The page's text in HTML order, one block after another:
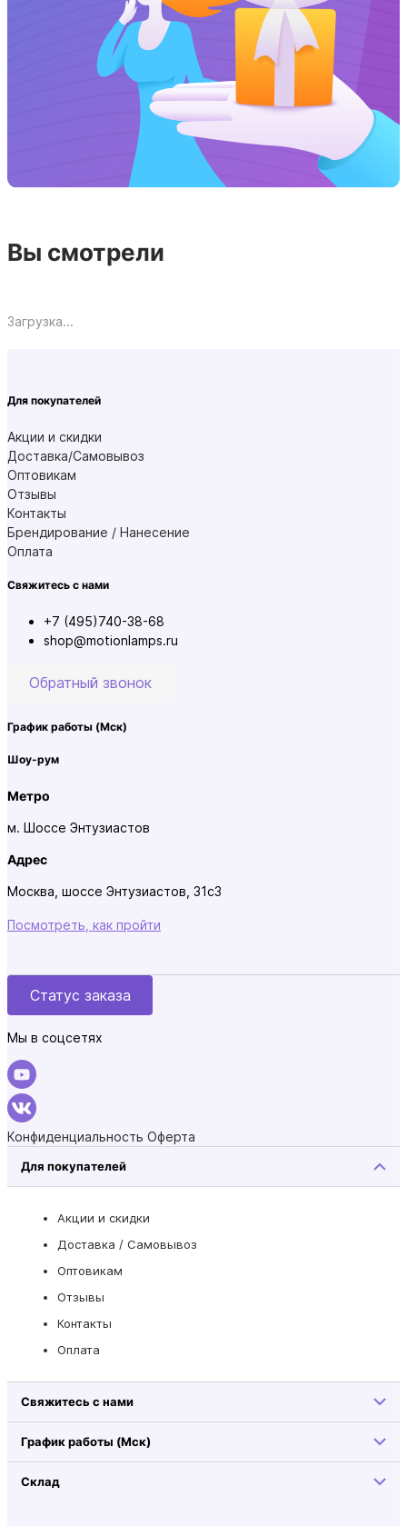
Вы смотрели
Загрузка...
Для покупателей
Акции и скидки
Доставка/Самовывоз
Оптовикам
Отзывы
Контакты
Брендирование / Нанесение
Оплата
Свяжитесь с нами
+7 (495)740-38-68
shop@motionlamps.ru
Обратный звонок
График работы (Мск)
Шоу-рум
Метро
м. Шоссе Энтузиастов
Адрес
Москва, шоссе Энтузиастов, 31с3
Посмотреть, как пройти
Статус заказа
Мы в соцсетях
Конфиденциальность Оферта
Для покупателей
Акции и скидки
Доставка / Самовывоз
Оптовикам
Отзывы
Контакты
Оплата
Свяжитесь с нами
График работы (Мск)
Склад